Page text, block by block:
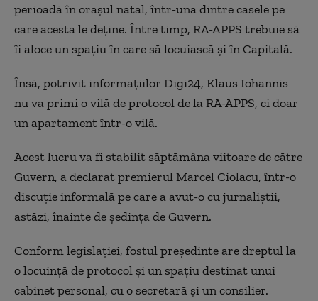
perioadă în orașul natal, într-una dintre casele pe
care acesta le deține. Între timp, RA-APPS trebuie să
îi aloce un spațiu în care să locuiască și în Capitală.
Însă, potrivit informațiilor Digi24, Klaus Iohannis
nu va primi o vilă de protocol de la RA-APPS, ci doar
un apartament într-o vilă.
Acest lucru va fi stabilit săptămâna viitoare de către
Guvern, a declarat premierul Marcel Ciolacu, într-o
discuție informală pe care a avut-o cu jurnaliștii,
astăzi, înainte de ședința de Guvern.
Conform legislației, fostul președinte are dreptul la
o locuință de protocol și un spațiu destinat unui
cabinet personal, cu o secretară și un consilier.